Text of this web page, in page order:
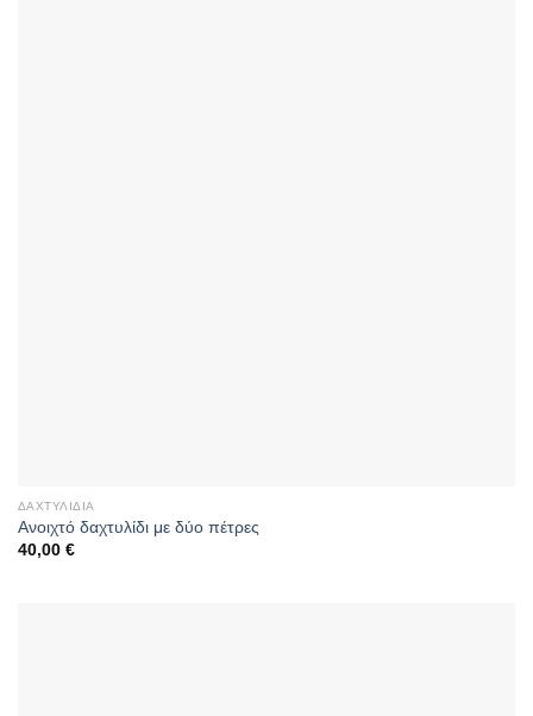
ΔΑΧΤΥΛΊΔΙΑ
Ανοιχτό δαχτυλίδι με δύο πέτρες
40,00 €